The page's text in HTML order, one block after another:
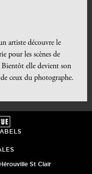
artiste découvre le
pour les scènes de
elle devient son
ceux du photographe.
Hérouville St Clair